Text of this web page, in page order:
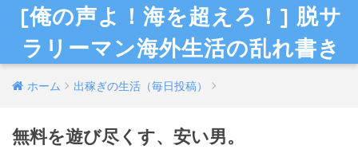
[俺の声よ！海を超えろ！] 脱サ
ラリーマン海外生活の乱れ書き
ホーム 出稼ぎの生活（毎日投稿）
無料を遊び尽くす、安い男。